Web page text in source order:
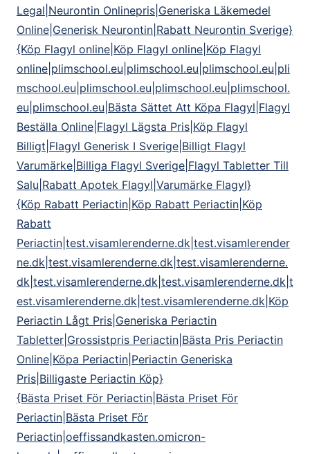
Legal|Neurontin Onlinepris|Generiska Läkemedel
Online|Generisk Neurontin|Rabatt Neurontin Sverige}
{Köp Flagyl online|Köp Flagyl online|Köp Flagyl
online|plimschool.eu|plimschool.eu|plimschool.eu|pli
mschool.eu|plimschool.eu|plimschool.eu|plimschool.
eu|plimschool.eu|Bästa Sättet Att Köpa Flagyl|Flagyl
Beställa Online|Flagyl Lägsta Pris|Köp Flagyl
Billigt|Flagyl Generisk I Sverige|Billigt Flagyl
Varumärke|Billiga Flagyl Sverige|Flagyl Tabletter Till
Salu|Rabatt Apotek Flagyl|Varumärke Flagyl}
{Köp Rabatt Periactin|Köp Rabatt Periactin|Köp
Rabatt
Periactin|test.visamlerenderne.dk|test.visamlerender
ne.dk|test.visamlerenderne.dk|test.visamlerenderne.
dk|test.visamlerenderne.dk|test.visamlerenderne.dk|t
est.visamlerenderne.dk|test.visamlerenderne.dk|Köp
Periactin Lågt Pris|Generiska Periactin
Tabletter|Grossistpris Periactin|Bästa Pris Periactin
Online|Köpa Periactin|Periactin Generiska
Pris|Billigaste Periactin Köp}
{Bästa Priset För Periactin|Bästa Priset För
Periactin|Bästa Priset För
Periactin|oeffissandkasten.omicron-